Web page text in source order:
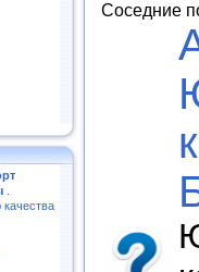
Соседние